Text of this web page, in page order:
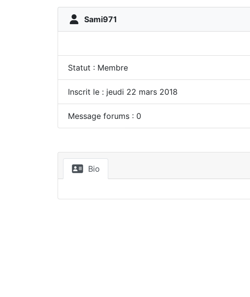
Sami971
Statut : Membre
Inscrit le : jeudi 22 mars 2018
Message forums : 0
Bio